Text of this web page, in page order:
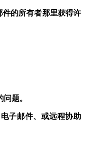
的所有者那里获得许
题。
子邮件、或远程协助